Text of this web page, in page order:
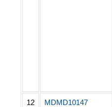
12
MDMD10147